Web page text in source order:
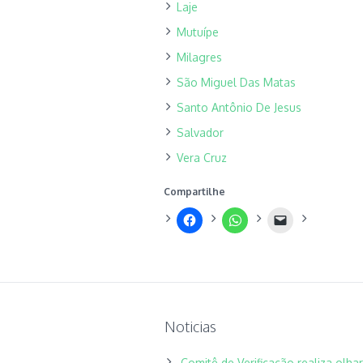
Laje
Mutuípe
Milagres
São Miguel Das Matas
Santo Antônio De Jesus
Salvador
Vera Cruz
Compartilhe
Noticias